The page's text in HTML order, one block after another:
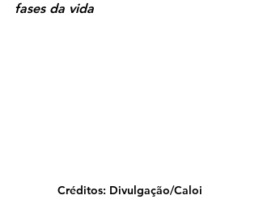
fases da vida
Créditos: Divulgação/Caloi